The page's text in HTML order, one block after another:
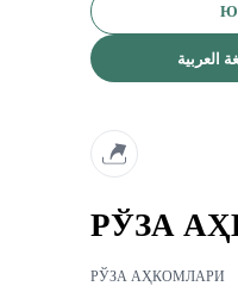
العربية
РЎЗА
РЎЗА АҲКОМЛАРИ